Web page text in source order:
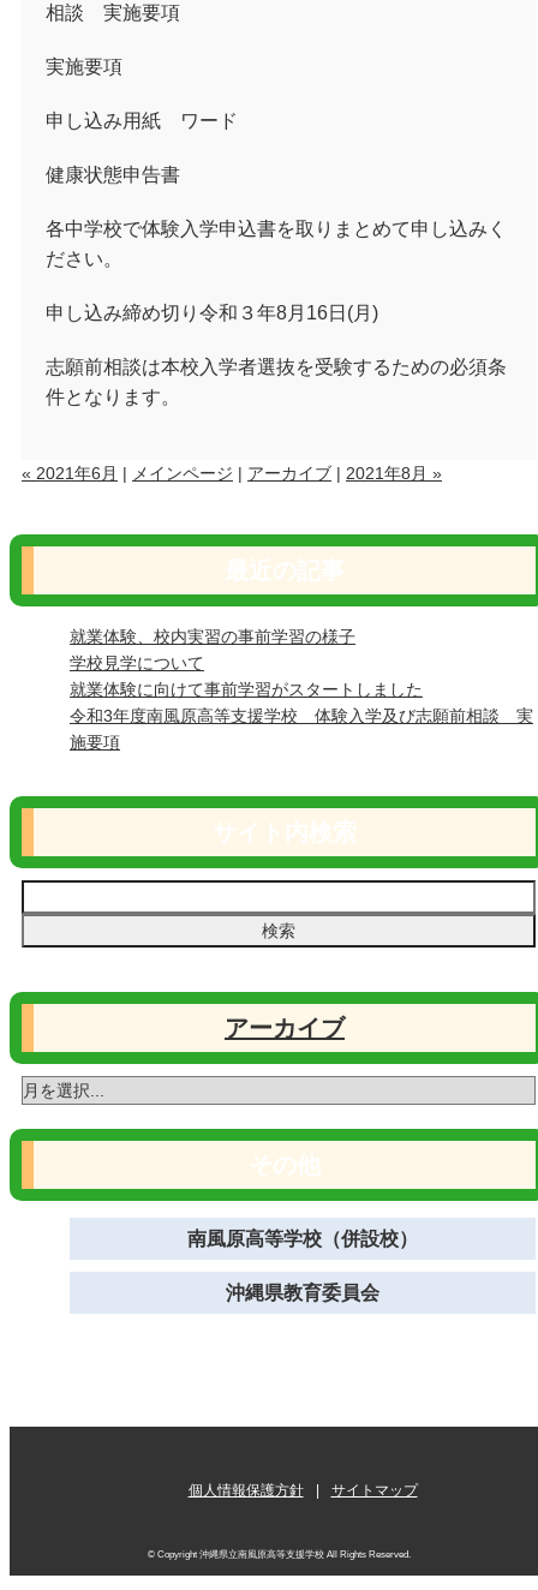
相談 実施要項
実施要項
申し込み用紙 ワード
健康状態申告書
各中学校で体験入学申込書を取りまとめて申し込みく
ださい。
申し込み締め切り令和３年8月16日(月)
志願前相談は本校入学者選抜を受験するための必須条
件となります。
« 2021年6月 | メインページ | アーカイブ | 2021年8月 »
就業体験、校内実習の事前学習の様子
学校見学について
就業体験に向けて事前学習がスタートしました
令和3年度南風原高等支援学校 体験入学及び志願前相談 実
施要項
アーカイブ
南風原高等学校（併設校）
沖縄県教育委員会
個人情報保護方針 サイトマップ
© Copyright 沖縄県立南風原高等支援学校 All Rights Reserved.